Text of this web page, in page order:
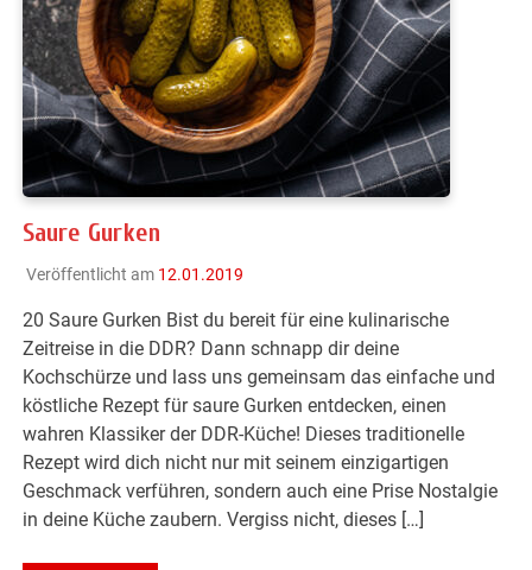
Saure Gurken
Veröffentlicht am 12.01.2019
20 Saure Gurken Bist du bereit für eine kulinarische
Zeitreise in die DDR? Dann schnapp dir deine
Kochschürze und lass uns gemeinsam das einfache und
köstliche Rezept für saure Gurken entdecken, einen
wahren Klassiker der DDR-Küche! Dieses traditionelle
Rezept wird dich nicht nur mit seinem einzigartigen
Geschmack verführen, sondern auch eine Prise Nostalgie
in deine Küche zaubern. Vergiss nicht, dieses […]